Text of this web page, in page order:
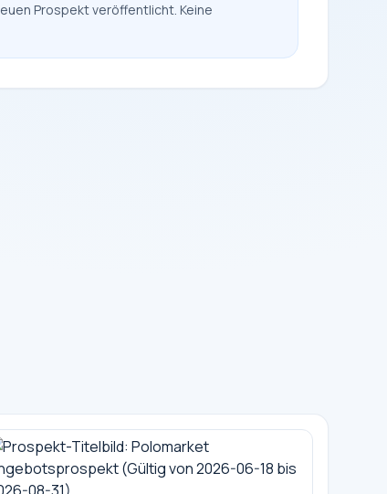
Prospekt veröffentlicht. Keine